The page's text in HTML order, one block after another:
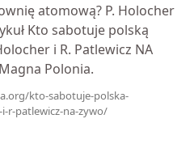
atomową? P. Holocher
Kto sabotuje polską
i R. Patlewicz NA
Polonia.
kto-sabotuje-polska-
r-patlewicz-na-zywo/